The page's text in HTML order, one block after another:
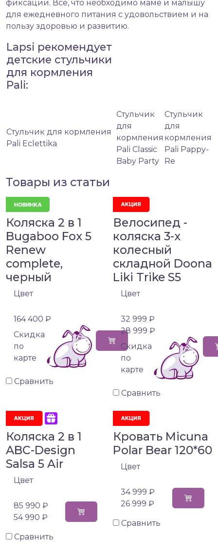
фиксации. Все, что необходимо маме и малышу
для ежедневного питания с удовольствием и на
пользу здоровью и развитию.
Lapsi рекомендует
детские стульчики
для кормления
Pali:
Стульчик для кормления
Pali Eclettika
Стульчик
для
кормления
Pali Classic
Baby Party
Стульчик
для
кормления
Pali Pappy-
Re
Товары из статьи
Коляска 2 в 1
Bugaboo Fox 5
Renew
complete,
черный
Цвет
164 400 ₽
Cкидка
по
карте
Сравнить
Велосипед -
коляска 3-х
колесный
складной Doona
Liki Trike S5
Цвет
32 999 ₽
28 999 ₽
Cкидка
по
карте
Сравнить
Коляска 2 в 1
ABC-Design
Salsa 5 Air
Цвет
85 990 ₽
54 990 ₽
Сравнить
Кровать Micuna
Polar Bear 120*60
Цвет
34 999 ₽
26 999 ₽
Сравнить